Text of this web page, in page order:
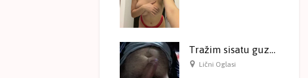
Tražim sisatu guzatu ženu
Lični Oglasi